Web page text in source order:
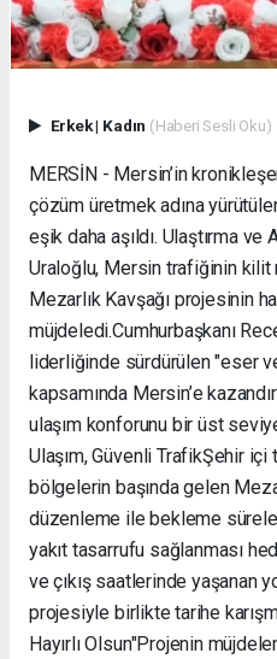
Erkek| Kadın (Haberi Sesli Oku)
MERSİN - Mersin’in
çözüm üretmek adına
eşik daha aşıldı. Ulaştırma ve
Uraloğlu, Mersin trafiğinin kilit
Mezarlık Kavşağı projesinin
müjdeledi. ​Cumhurbaşkanı
liderliğinde sürdürülen "eser
kapsamında Mersin’e
ulaşım konforunu bir üst
Ulaşım, Güvenli Trafik ​Şehir
bölgelerin başında gelen
düzenleme ile bekleme
yakıt tasarrufu sağlanması
ve çıkış saatlerinde yaşanan
projesiyle birlikte tarihe
Hayırlı Olsun" ​Projenin